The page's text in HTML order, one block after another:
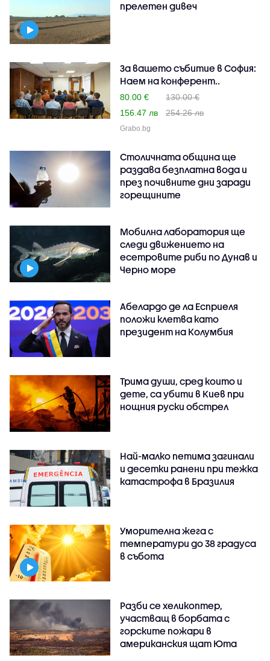
прелетен дивеч
За вашето събитие в София:
Наем на конферент..
80.00 €
130.00 €
156.47 лв
254.26 лв
Grabo.bg
Столичната община ще
раздава безплатна вода и
през почивните дни заради
горещините
Мобилна лаборатория ще
следи движението на
есетровите риби по Дунав и
Черно море
Абелардо де ла Есприеля
положи клетва като
президент на Колумбия
Трима души, сред които и
дете, са убити в Киев при
нощния руски обстрел
Най-малко петима загинали
и десетки ранени при тежка
катастрофа в Бразилия
Уморителна жега с
температури до 38 градуса
в събота
Разби се хеликоптер,
участващ в борбата с
горските пожари в
американския щат Юта